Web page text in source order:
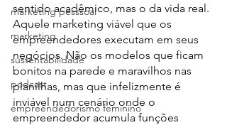
marketing pesssoal
marketing
sustentabilidade
podcast
empreendedorismo feminino
sentido acadêmico, mas o da vida real.
Aquele marketing viável que os
empreendedores executam em seus
negócios. Não os modelos que ficam
bonitos na parede e maravilhos nas
planilhas, mas que infelizmente é
inviável num cenário onde o
empreendedor acumula funções